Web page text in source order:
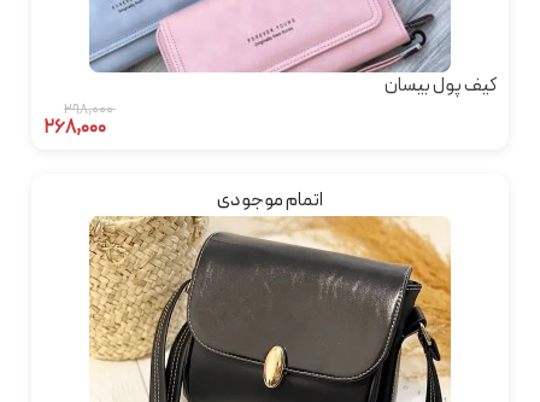
کیف پول بیسان
۲۹۸,۰۰۰
اتمام موجودی